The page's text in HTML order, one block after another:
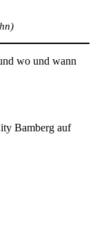
wo und wann
Bamberg auf